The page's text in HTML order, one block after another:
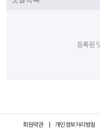
등록된
회원약관 개인정보처리방침